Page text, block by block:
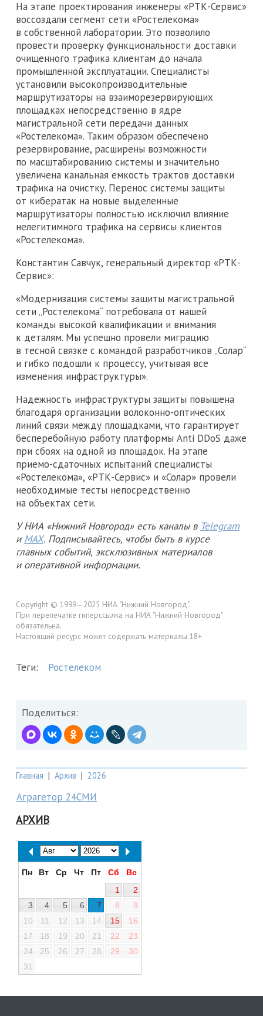
На этапе проектирования инженеры «РТК-Сервис»
воссоздали сегмент сети «Ростелекома»
в собственной лаборатории. Это позволило
провести проверку функциональности доставки
очищенного трафика клиентам до начала
промышленной эксплуатации. Специалисты
установили высокопроизводительные
маршрутизаторы на взаиморезервирующих
площадках непосредственно в ядре
магистральной сети передачи данных
«Ростелекома». Таким образом обеспечено
резервирование, расширены возможности
по масштабированию системы и значительно
увеличена канальная емкость трактов доставки
трафика на очистку. Перенос системы защиты
от кибератак на новые выделенные
маршрутизаторы полностью исключил влияние
нелегитимного трафика на сервисы клиентов
«Ростелекома».
Константин Савчук, генеральный директор «РТК-
Сервис»:
«Модернизация системы защиты магистральной
сети „Ростелекома“ потребовала от нашей
команды высокой квалификации и внимания
к деталям. Мы успешно провели миграцию
в тесной связке с командой разработчиков „Солар“
и гибко подошли к процессу, учитывая все
изменения инфраструктуры».
Надежность инфраструктуры защиты повышена
благодаря организации волоконно-оптических
линий связи между площадками, что гарантирует
бесперебойную работу платформы Anti DDoS даже
при сбоях на одной из площадок. На этапе
приемо-сдаточных испытаний специалисты
«Ростелекома», «РТК-Сервис» и «Солар» провели
необходимые тесты непосредственно
на объектах сети.
У НИА «Нижний Новгород» есть каналы в Telegram
и MAX. Подписывайтесь, чтобы быть в курсе
главных событий, эксклюзивных материалов
и оперативной информации.
Copyright © 1999—2025 НИА "Нижний Новгород".
При перепечатке гиперссылка на НИА "Нижний Новгород"
обязательна.
Настоящий ресурс может содержать материалы 18+
Теги: Ростелеком
Поделиться:
Главная | Архив | 2026
Аграгетор 24СМИ
АРХИВ
Пн Вт Ср Чт Пт Сб
Вс
1
2
3
4 5 6 7 8
9
10
11 12 13 14 15
16
17
18 19 20 21 22
23
24
25 26 27 28 29
30
31